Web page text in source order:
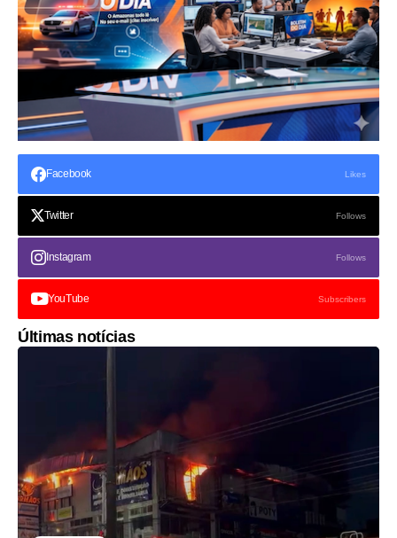
Facebook Likes
Twitter Follows
Instagram Follows
YouTube Subscribers
Últimas notícias